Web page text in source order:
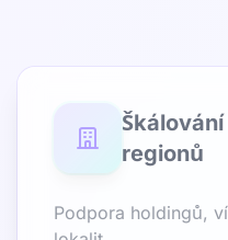
regionů
Podpora holdingů,